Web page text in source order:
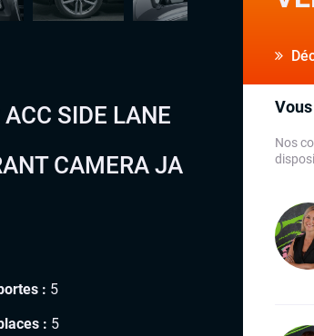
SIDE LANE
CAMERA JA
: 5
: 5
Nos